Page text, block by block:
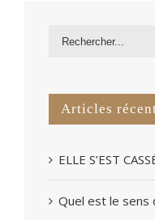
Articles
ELLE S’EST
Quel est le sens